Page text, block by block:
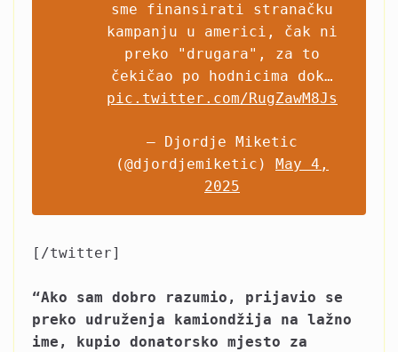
sme finansirati stranačku
kampanju u americi, čak ni
preko "drugara", za to
čekičao po hodnicima dok…
pic.twitter.com/RugZawM8Js
— Djordje Miketic
(@djordjemiketic)
May 4,
2025
[/twitter]
“Ako sam dobro razumio, prijavio se
preko udruženja kamiondžija na lažno
ime, kupio donatorsko mjesto za